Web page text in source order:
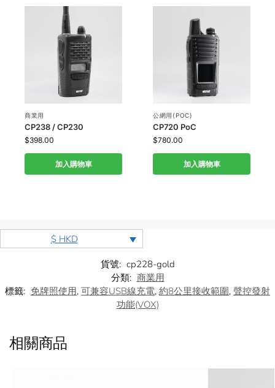
商業用
CP238 / CP230
$398.00
加入購物車
公網用(POC)
CP720 PoC
$780.00
加入購物車
$ HKD
貨號: cp228-gold
分類: 商業用
標籤: 免牌照使用, 可兼容USB線充電, 約8公里接收範圍, 聲控發射
功能(VOX)
相關商品